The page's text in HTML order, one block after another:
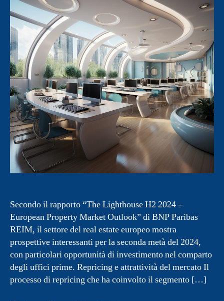
Secondo il rapporto “The Lighthouse H2 2024 –
European Property Market Outlook” di BNP Paribas
REIM, il settore del real estate europeo mostra
prospettive interessanti per la seconda metà del 2024,
con particolari opportunità di investimento nel comparto
degli uffici prime. Repricing e attrattività del mercato Il
processo di repricing che ha coinvolto il segmento […]